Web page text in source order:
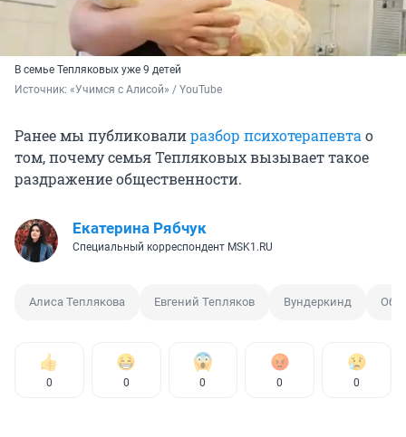
В семье Тепляковых уже 9 детей
Источник: «Учимся с Алисой» / YouTube
Ранее мы публиковалиразбор психотерапевтао
том, почему семья Тепляковых вызывает такое
раздражение общественности.
Екатерина Рябчук
Специальный корреспондент MSK1.RU
Алиса Теплякова Евгений Тепляков Вундеркинд
0 0 0 0 0